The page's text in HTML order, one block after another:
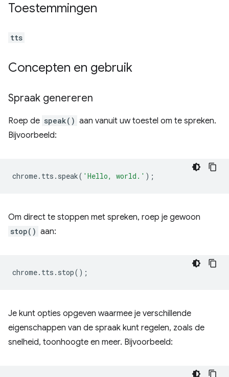
Toestemmingen
tts
Concepten en gebruik
Spraak genereren
Roep de speak() aan vanuit uw toestel om te spreken.
Bijvoorbeeld:
chrome. tts . speak( 'Hello, world.' );
Om direct te stoppen met spreken, roep je gewoon
stop() aan:
chrome. tts . stop();
Je kunt opties opgeven waarmee je verschillende
eigenschappen van de spraak kunt regelen, zoals de
snelheid, toonhoogte en meer. Bijvoorbeeld: